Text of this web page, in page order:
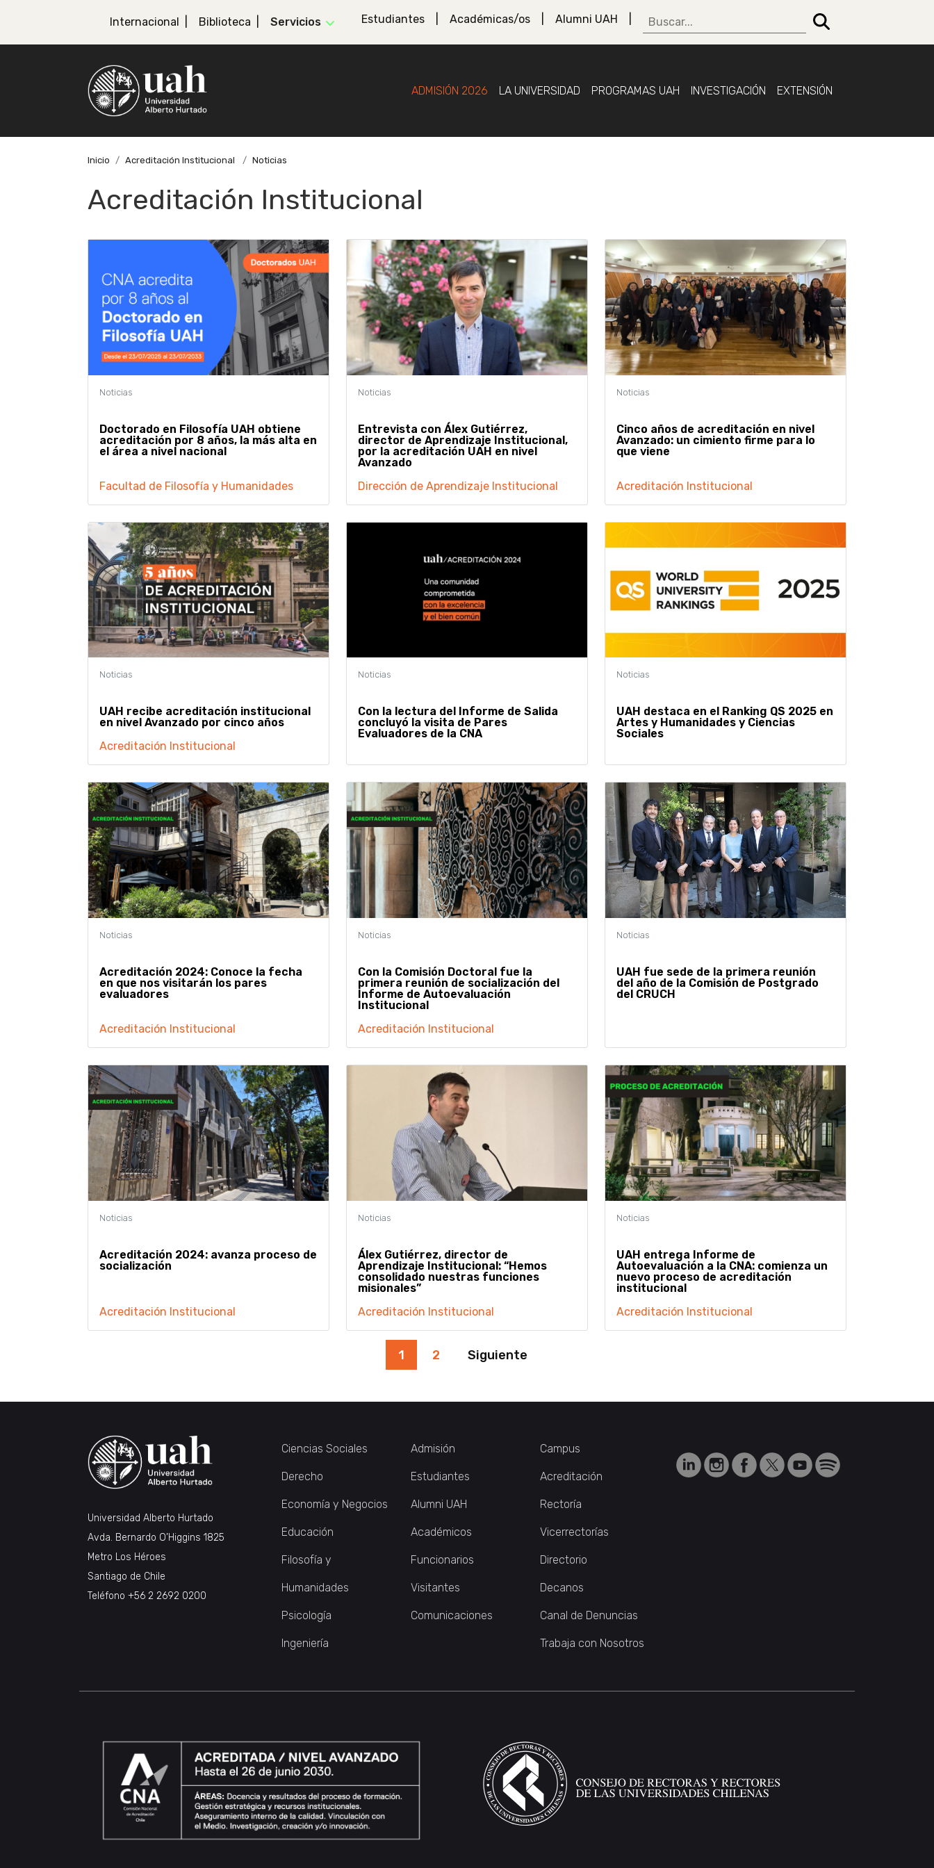
Internacional Biblioteca Servicios Estudiantes Académicas/os Alumni UAH
ADMISIÓN 2026 LA UNIVERSIDAD PROGRAMAS UAH INVESTIGACIÓN EXTENSIÓN
Inicio Acreditación Institucional Noticias
Acreditación Institucional
Doctorado en Filosofía UAH obtiene
acreditación por 8 años, la más alta en
el área a nivel nacional
Facultad de Filosofía y Humanidades
Entrevista con Álex Gutiérrez,
director de Aprendizaje Institucional,
por la acreditación UAH en nivel
Avanzado
Dirección de Aprendizaje Institucional
Cinco años de acreditación en nivel
Avanzado: un cimiento firme para lo
que viene
Acreditación Institucional
UAH recibe acreditación institucional
en nivel Avanzado por cinco años
Acreditación Institucional
Con la lectura del Informe de Salida
concluyó la visita de Pares
Evaluadores de la CNA
UAH destaca en el Ranking QS 2025 en
Artes y Humanidades y Ciencias
Sociales
Acreditación 2024: Conoce la fecha
en que nos visitarán los pares
evaluadores
Acreditación Institucional
Con la Comisión Doctoral fue la
primera reunión de socialización del
Informe de Autoevaluación
Institucional
Acreditación Institucional
UAH fue sede de la primera reunión
del año de la Comisión de Postgrado
del CRUCH
Acreditación 2024: avanza proceso de
socialización
Acreditación Institucional
Álex Gutiérrez, director de
Aprendizaje Institucional: “Hemos
consolidado nuestras funciones
misionales”
Acreditación Institucional
UAH entrega Informe de
Autoevaluación a la CNA: comienza un
nuevo proceso de acreditación
institucional
Acreditación Institucional
entradas
1 2 Siguiente
Universidad Alberto Hurtado
Avda. Bernardo O’Higgins 1825
Metro Los Héroes
Santiago de Chile
Teléfono +56 2 2692 0200
Ciencias Sociales
Derecho
Economía y Negocios
Educación
Filosofía y
Humanidades
Psicología
Ingeniería
Admisión
Estudiantes
Alumni UAH
Académicos
Funcionarios
Visitantes
Comunicaciones
Campus
Acreditación
Rectoría
Vicerrectorías
Directorio
Decanos
Canal de Denuncias
Trabaja con Nosotros